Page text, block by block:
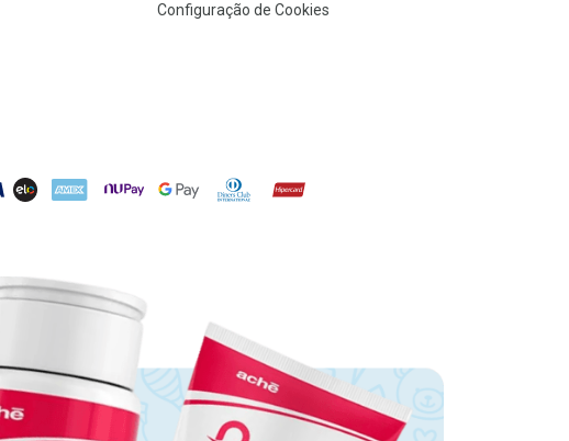
Configuração de Cookies
ELO AMEX NuPay Google PayDiners ClubHipercard